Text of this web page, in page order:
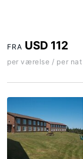
FRA USD 112
per værelse / per nat